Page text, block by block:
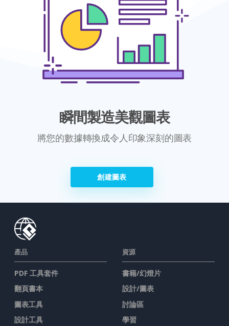
瞬間製造美觀圖表
將您的數據轉換成令人印象深刻的圖表
創建圖表
產品
PDF 工具套件
翻頁書本
圖表工具
設計工具
資源
書籍/幻燈片
設計/圖表
討論區
學習